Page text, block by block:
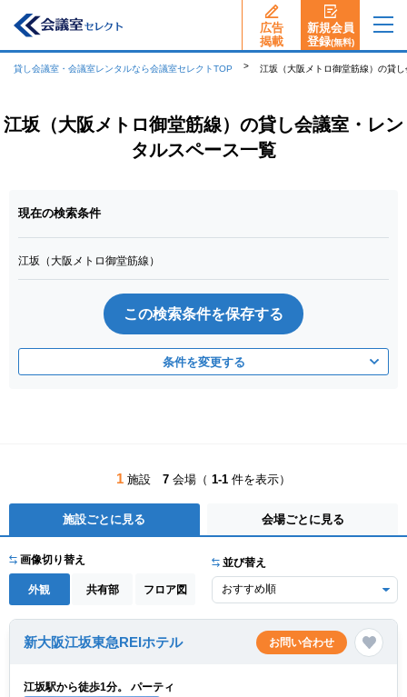
広告
揭載
新規会員
登録(無料)
貸し会議室・会議室レンタルなら会議室セレクトTOP 江坂（大阪メトロ御堂筋線）の貸
江坂（大阪メトロ御堂筋線）の貸し会議室・レン
タルスペース一覧
現在の検索条件
江坂（大阪メトロ御堂筋線）
この検索条件を保存する
条件を変更する
1 施設 7 会場（ 1-1 件を表示）
施設ごとに見る 会場ごとに見る
画像切り替え
外観 共有部 フロア図
並び替え
新大阪江坂東急REIホテル お問い合わせ
江坂駅から徒歩1分。 パーティ